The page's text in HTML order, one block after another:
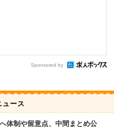
Sponsored by
ュース
体制や留意点、中間まとめ公